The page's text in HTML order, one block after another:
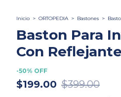
Inicio > ORTOPEDIA > Bastones >
Baston Para
Con Reflejante
-50% OFF
$199.00 $399.00